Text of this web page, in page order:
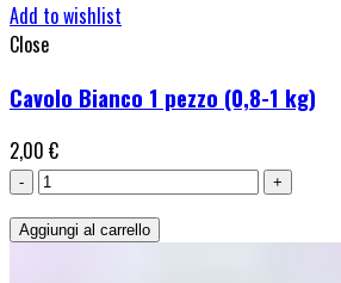
Add to wishlist
Close
Cavolo Bianco 1 pezzo (0,8-1 kg)
2,00 €
Cavolo
1
Aggiungi al carrello